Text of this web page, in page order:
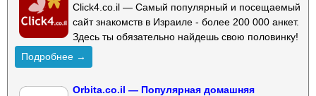
Click4.co.il — Самый популярный и посещаемый
сайт знакомств в Израиле - более 200 000 анкет.
Здесь ты обязательно найдешь свою половинку!
Подробнее →
Orbita.co.il — Популярная домашняя